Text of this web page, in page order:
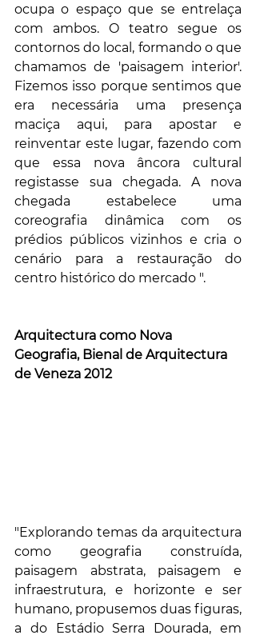
ocupa o espaço que se entrelaça
com ambos. O teatro segue os
contornos do local, formando o que
chamamos de 'paisagem interior'.
Fizemos isso porque sentimos que
era necessária uma presença
maciça aqui, para apostar e
reinventar este lugar, fazendo com
que essa nova âncora cultural
registasse sua chegada. A nova
chegada estabelece uma
coreografia dinâmica com os
prédios públicos vizinhos e cria o
cenário para a restauração do
centro histórico do mercado ".
Arquitectura como Nova
Geografia, Bienal de Arquitectura
de Veneza 2012
"Explorando temas da arquitectura
como geografia construída,
paisagem abstrata, paisagem e
infraestrutura, e horizonte e ser
humano, propusemos duas figuras,
a do Estádio Serra Dourada, em